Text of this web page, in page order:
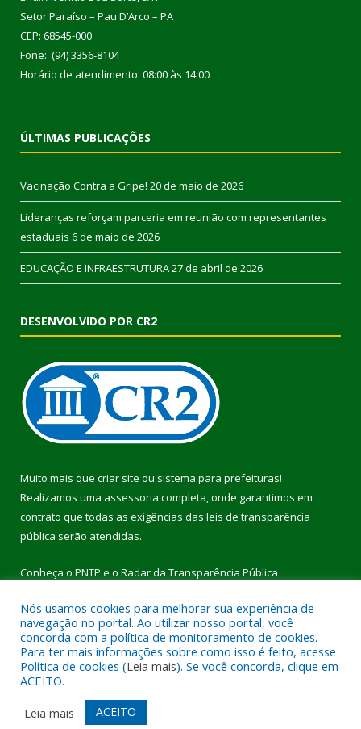
Setor Paraíso – Pau D’Arco – PA
CEP: 68545-000
Fone: (94) 3356-8104
Horário de atendimento: 08:00 às 14:00
ÚLTIMAS PUBLICAÇÕES
Vacinação Contra a Gripe! 20 de maio de 2026
Lideranças reforçam parceria em reunião com representantes
estaduais 6 de maio de 2026
EDUCAÇÃO E INFRAESTRUTURA27 de abril de 2026
DESENVOLVIDO POR CR2
Muito mais que criar site ou sistema para prefeituras!
Realizamos uma assessoria completa, onde garantimos em
contrato que todas as exigências das leis de transparência
pública serão atendidas.
Conheça o PNTP e o Radar da Transparência Pública
Todos os direitos reservados a Prefeitura Municipal de Pau
D’Arco.
Mapa do Site
Acessar Área Administrativa
Acessar Webmail
Nós usamos cookies para melhorar sua experiência de
navegação no portal. Ao utilizar nosso portal, você
concorda com a política de monitoramento de cookies.
Para ter mais informações sobre como isso é feito, acesse
Política de cookies (Leia mais). Se você concorda, clique em
ACEITO.
Leia mais
ACEITO